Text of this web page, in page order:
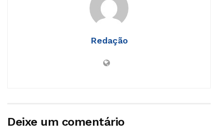
Redação
Deixe um comentário